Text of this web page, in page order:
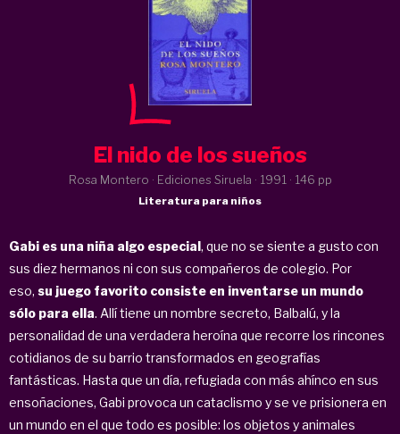
El nido de los sueños
Rosa Montero · Ediciones Siruela · 1991 · 146 pp
Literatura para niños
Gabi es una niña algo especial, que no se siente a gusto con
sus diez hermanos ni con sus compañeros de colegio. Por
eso, su juego favorito consiste en inventarse un mundo
sólo para ella. Allí tiene un nombre secreto, Balbalú, y la
personalidad de una verdadera heroína que recorre los rincones
cotidianos de su barrio transformados en geografías
fantásticas. Hasta que un día, refugiada con más ahínco en sus
ensoñaciones, Gabi provoca un cataclismo y se ve prisionera en
un mundo en el que todo es posible: los objetos y animales